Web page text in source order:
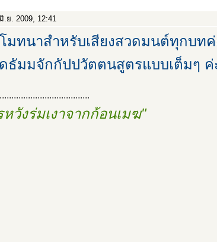
.ย. 2009, 12:41
มทนาสำหรับเสียงสวดมนต์ทุกบทค่
ธัมมจักกัปปวัตตนสูตรแบบเต็มๆ ค่
วังร่มเงาจากก้อนเมฆ"